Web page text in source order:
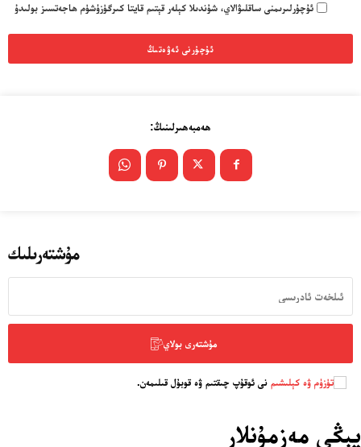
ئۇچۇرلىرىمنى ساقلىۋالاي، شۇندىلا كېلەر قېتىم قايتا كىرگۈزۈشۈم ھاجەتسىز بولىدۇ
ھەمبەھىرلىنىڭ:
مۇشتەرىلىك
مۇشتەرى بولاي
تۈزۈم ۋە كېلىشىم نى ئوقۇپ چىقتىم ۋە قوبۇل قىلىمەن.
يېڭى مەزمۇنلار